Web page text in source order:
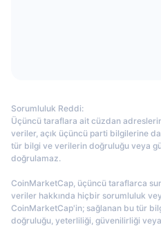
Etkinlik Takvimi
Hotcoin Global
Kadar?
Hotcoin Global, hem piyasa yapıcı
0,20'lik sabit ücret uyguluyor.
Hotcoin Global
Ticareti Seçeneği Var mı?
Sorumluluk Reddi:
Üçüncü taraflara ait cüzdan
veriler, açık üçüncü parti bilgilerine
tür bilgi ve verilerin doğruluğu veya
doğrulamaz.
CoinMarketCap, üçüncü taraflarca
veriler hakkında hiçbir sorumluluk
CoinMarketCap'in; sağlanan bu tür
doğruluğu, yeterliliği, güvenilirliği